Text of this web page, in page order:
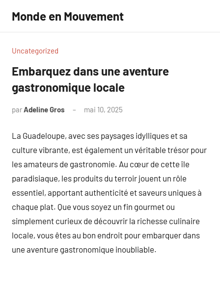
contenu
Monde en Mouvement
Uncategorized
Embarquez dans une aventure
gastronomique locale
parAdeline Gros mai 10, 2025
La Guadeloupe, avec ses paysages idylliques et sa
culture vibrante, est également un véritable trésor pour
les amateurs de gastronomie. Au cœur de cette île
paradisiaque, les produits du terroir jouent un rôle
essentiel, apportant authenticité et saveurs uniques à
chaque plat. Que vous soyez un fin gourmet ou
simplement curieux de découvrir la richesse culinaire
locale, vous êtes au bon endroit pour embarquer dans
une aventure gastronomique inoubliable.